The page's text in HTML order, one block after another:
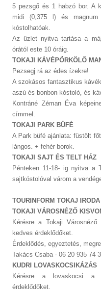
5 pezsgő és 1 habzó bor. A
midi (0,375 l) és
kóstolhatóak.
Az üzlet nyitva tartása a
órától este 10 óráig.
TOKAJI KÁVÉPÖRKÖLŐ
Pezsegj rá az édes ízekre!
A szokásos fantasztikus
aszú és bonbon kóstoló, és
Kontráné Zéman Éva
címmel.
TOKAJI PARK BÜFÉ
A Park büfé ajánlata: füstölt
lángos. + fehér borok.
TOKAJI SAJT ÉS TELT HÁZ
Pénteken 11-18- ig nyitva a
sajtkóstolóval várom a
TOURINFORM TOKAJ IRODA
TOKAJI VÁROSNÉZŐ
Kérésre a Tokaji
kedves érdeklődőket.
Érdeklődés, egyeztetés,
Takács Csaba - 06 20 935 74
KUDRI LOVASKOCSIKÁZÁS
Kérésre a lovaskocsi a
érdeklődőket.